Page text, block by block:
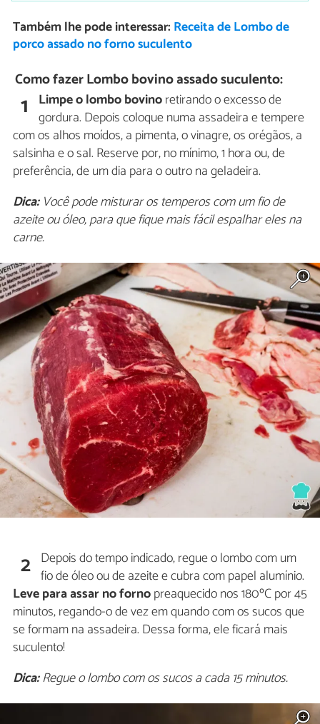
Também lhe pode interessar: Receita de Lombo de
porco assado no forno suculento
Como fazer Lombo bovino assado suculento:
1 Limpe o lombo bovinoretirando o excesso de
gordura. Depois coloque numa assadeira e tempere
com os alhos moídos, a pimenta, o vinagre, os orégãos, a
salsinha e o sal. Reserve por, no mínimo, 1 hora ou, de
preferência, de um dia para o outro na geladeira.
Dica:Você pode misturar os temperos com um fio de
azeite ou óleo, para que fique mais fácil espalhar eles na
carne.
2 Depois do tempo indicado, regue o lombo com um
fio de óleo ou de azeite e cubra com papel alumínio.
Leve para assar no fornopreaquecido nos 180ºC por 45
minutos, regando-o de vez em quando com os sucos que
se formam na assadeira. Dessa forma, ele ficará mais
suculento!
Dica:Regue o lombo com os sucos a cada 15 minutos.